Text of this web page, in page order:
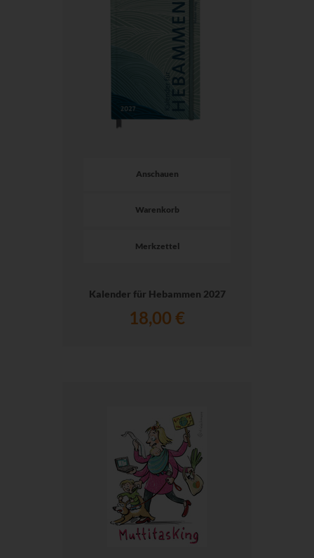
Anschauen
Warenkorb
Merkzettel
Kalender für Hebammen 2027
18,00 €